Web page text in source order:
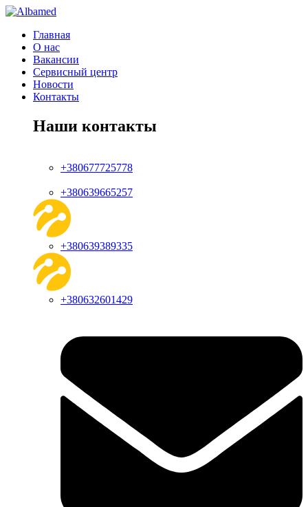
Главная
О нас
Вакансии
Сервисный центр
Новости
Контакты
Наши контакты
+380677725778
+380639665257
+380639389335
+380632601429